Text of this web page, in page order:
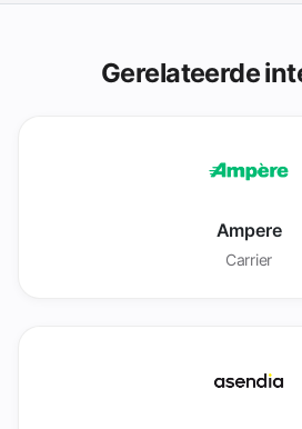
Gerelateerde
Ampere
Carrier